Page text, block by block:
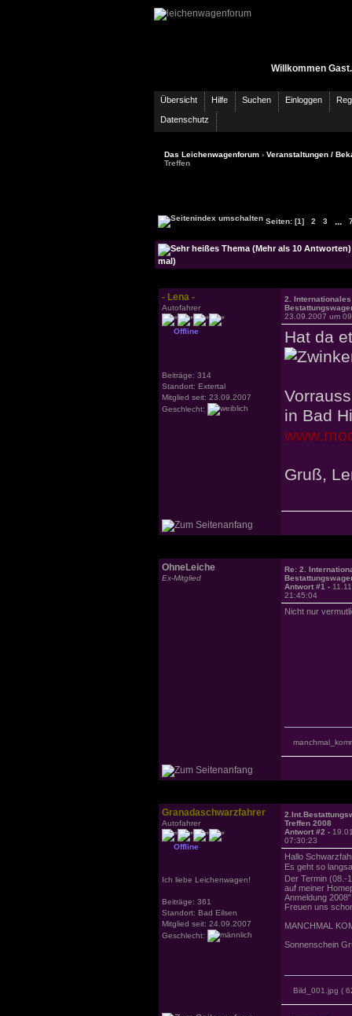
Willkommen
Übersicht Hilfe Suchen Einloggen
Datenschutz
Das Leichenwagenforum › Veranstaltungen /
Treffen
Seiten: [1] 2 3 ...
mal)
- Lena -
Autofahrer
Offline
Beiträge: 314
Standort: Extertal
Mitglied seit: 23.09.2007
Geschlecht:
2. Internationales
23.09.2007 um
Hat da
in Bad
Gruß,
OhneLeiche
Ex-Mitglied
Re: 2.
Antwort #1 -
21:45:04
Nicht nur
Granadaschwarzfahrer
Autofahrer
Offline
Ich liebe Leichenwagen!
Beiträge: 361
Standort: Bad Eilsen
Mitglied seit: 24.09.2007
Geschlecht:
Treffen 2008
Antwort #2 -
07:30:23
Hallo
Es geht so
Der Termin (08.-
auf meiner
Anmeldung
Freuen uns
MANCHMAL
Sonnenschein
Bild_001.jpg (